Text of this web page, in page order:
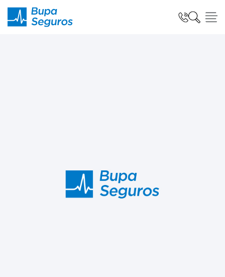
Centro de Ayuda